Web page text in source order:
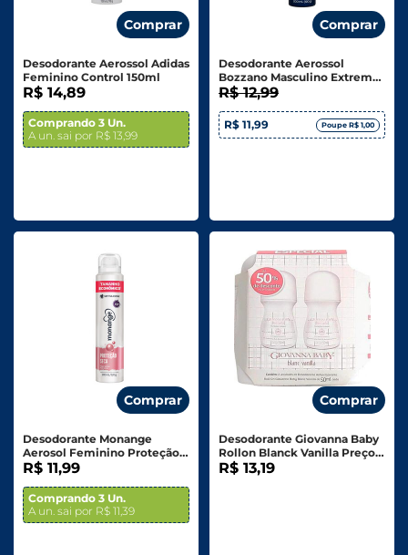
Comprar
Desodorante Aerossol Adidas
Feminino Control 150ml
R$ 14,89
Comprando 3 Un.
A un. sai por R$ 13,99
Comprar
Desodorante Aerossol
Bozzano Masculino Extreme
Sport 200ml
R$ 12,99
R$ 11,99 Poupe R$ 1,00
Comprar
Desodorante Monange
Aerosol Feminino Proteção
Seca Tamanho Econômico
200ml
R$ 11,99
Comprando 3 Un.
A un. sai por R$ 11,39
Comprar
Desodorante Giovanna Baby
Rollon Blanck Vanilla Preço
Especial C/ 2 Unid. 50ml
R$ 13,19